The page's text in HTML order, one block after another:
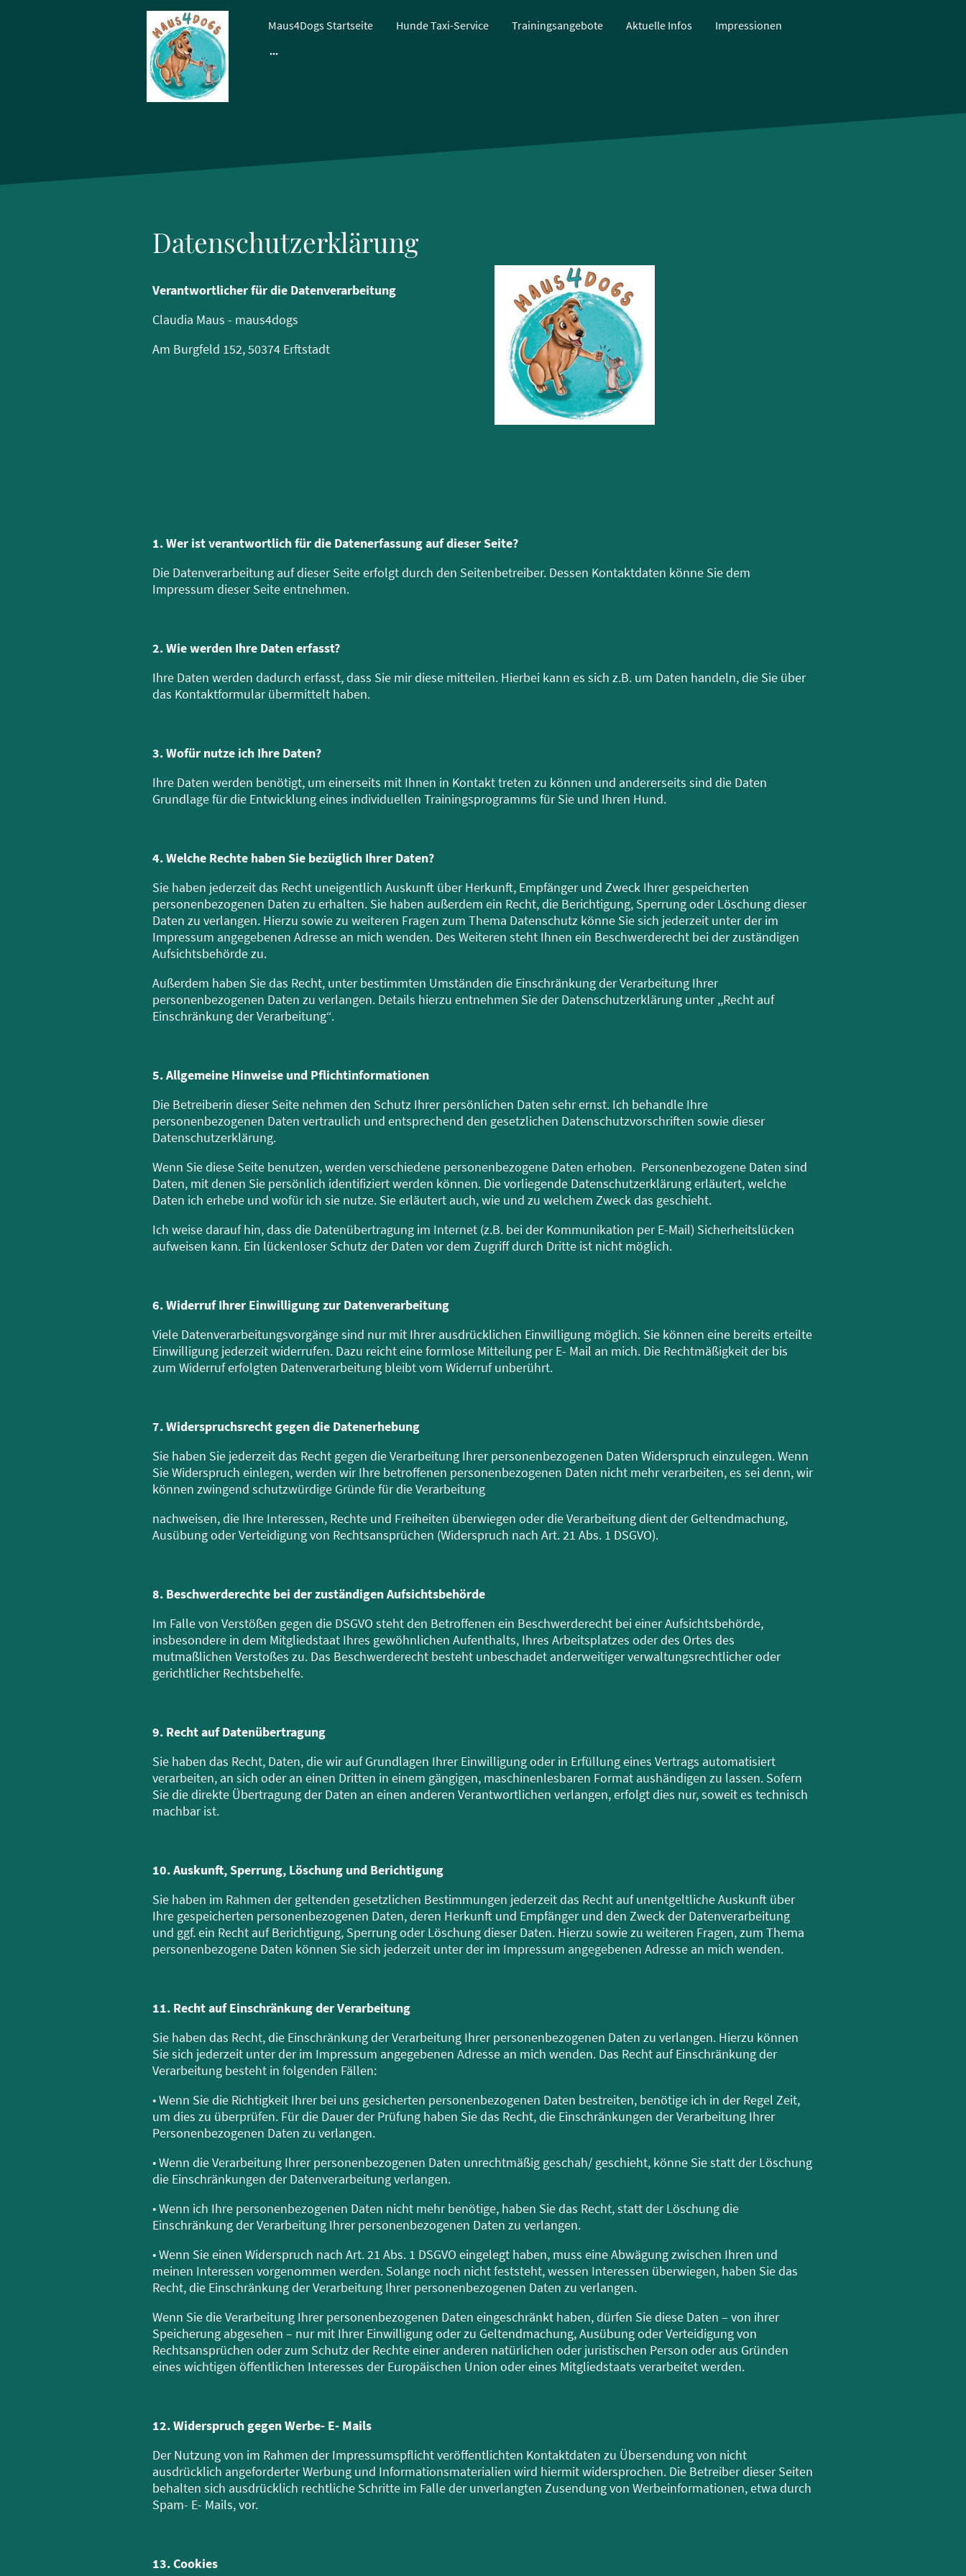
Maus4Dogs Startseite Hunde Taxi-Service Trainingsangebote Aktuelle Infos Impressionen
Datenschutzerklärung
Verantwortlicher für die Datenverarbeitung
Claudia Maus - maus4dogs
Am Burgfeld 152, 50374 Erftstadt
1. Wer ist verantwortlich für die Datenerfassung auf dieser Seite?
Die Datenverarbeitung auf dieser Seite erfolgt durch den Seitenbetreiber. Dessen Kontaktdaten könne Sie dem
Impressum dieser Seite entnehmen.
2. Wie werden Ihre Daten erfasst?
Ihre Daten werden dadurch erfasst, dass Sie mir diese mitteilen. Hierbei kann es sich z.B. um Daten handeln, die Sie über
das Kontaktformular übermittelt haben.
3. Wofür nutze ich Ihre Daten?
Ihre Daten werden benötigt, um einerseits mit Ihnen in Kontakt treten zu können und andererseits sind die Daten
Grundlage für die Entwicklung eines individuellen Trainingsprogramms für Sie und Ihren Hund.
4. Welche Rechte haben Sie bezüglich Ihrer Daten?
Sie haben jederzeit das Recht uneigentlich Auskunft über Herkunft, Empfänger und Zweck Ihrer gespeicherten
personenbezogenen Daten zu erhalten. Sie haben außerdem ein Recht, die Berichtigung, Sperrung oder Löschung dieser
Daten zu verlangen. Hierzu sowie zu weiteren Fragen zum Thema Datenschutz könne Sie sich jederzeit unter der im
Impressum angegebenen Adresse an mich wenden. Des Weiteren steht Ihnen ein Beschwerderecht bei der zuständigen
Aufsichtsbehörde zu.
Außerdem haben Sie das Recht, unter bestimmten Umständen die Einschränkung der Verarbeitung Ihrer
personenbezogenen Daten zu verlangen. Details hierzu entnehmen Sie der Datenschutzerklärung unter ,,Recht auf
Einschränkung der Verarbeitung“.
5. Allgemeine Hinweise und Pflichtinformationen
Die Betreiberin dieser Seite nehmen den Schutz Ihrer persönlichen Daten sehr ernst. Ich behandle Ihre
personenbezogenen Daten vertraulich und entsprechend den gesetzlichen Datenschutzvorschriften sowie dieser
Datenschutzerklärung.
Wenn Sie diese Seite benutzen, werden verschiedene personenbezogene Daten erhoben. Personenbezogene Daten sind
Daten, mit denen Sie persönlich identifiziert werden können. Die vorliegende Datenschutzerklärung erläutert, welche
Daten ich erhebe und wofür ich sie nutze. Sie erläutert auch, wie und zu welchem Zweck das geschieht.
Ich weise darauf hin, dass die Datenübertragung im Internet (z.B. bei der Kommunikation per E-Mail) Sicherheitslücken
aufweisen kann. Ein lückenloser Schutz der Daten vor dem Zugriff durch Dritte ist nicht möglich.
6. Widerruf Ihrer Einwilligung zur Datenverarbeitung
Viele Datenverarbeitungsvorgänge sind nur mit Ihrer ausdrücklichen Einwilligung möglich. Sie können eine bereits erteilte
Einwilligung jederzeit widerrufen. Dazu reicht eine formlose Mitteilung per E- Mail an mich. Die Rechtmäßigkeit der bis
zum Widerruf erfolgten Datenverarbeitung bleibt vom Widerruf unberührt.
7. Widerspruchsrecht gegen die Datenerhebung
Sie haben Sie jederzeit das Recht gegen die Verarbeitung Ihrer personenbezogenen Daten Widerspruch einzulegen. Wenn
Sie Widerspruch einlegen, werden wir Ihre betroffenen personenbezogenen Daten nicht mehr verarbeiten, es sei denn, wir
können zwingend schutzwürdige Gründe für die Verarbeitung
nachweisen, die Ihre Interessen, Rechte und Freiheiten überwiegen oder die Verarbeitung dient der Geltendmachung,
Ausübung oder Verteidigung von Rechtsansprüchen (Widerspruch nach Art. 21 Abs. 1 DSGVO).
8. Beschwerderechte bei der zuständigen Aufsichtsbehörde
Im Falle von Verstößen gegen die DSGVO steht den Betroffenen ein Beschwerderecht bei einer Aufsichtsbehörde,
insbesondere in dem Mitgliedstaat Ihres gewöhnlichen Aufenthalts, Ihres Arbeitsplatzes oder des Ortes des
mutmaßlichen Verstoßes zu. Das Beschwerderecht besteht unbeschadet anderweitiger verwaltungsrechtlicher oder
gerichtlicher Rechtsbehelfe.
9. Recht auf Datenübertragung
Sie haben das Recht, Daten, die wir auf Grundlagen Ihrer Einwilligung oder in Erfüllung eines Vertrags automatisiert
verarbeiten, an sich oder an einen Dritten in einem gängigen, maschinenlesbaren Format aushändigen zu lassen. Sofern
Sie die direkte Übertragung der Daten an einen anderen Verantwortlichen verlangen, erfolgt dies nur, soweit es technisch
machbar ist.
10. Auskunft, Sperrung, Löschung und Berichtigung
Sie haben im Rahmen der geltenden gesetzlichen Bestimmungen jederzeit das Recht auf unentgeltliche Auskunft über
Ihre gespeicherten personenbezogenen Daten, deren Herkunft und Empfänger und den Zweck der Datenverarbeitung
und ggf. ein Recht auf Berichtigung, Sperrung oder Löschung dieser Daten. Hierzu sowie zu weiteren Fragen, zum Thema
personenbezogene Daten können Sie sich jederzeit unter der im Impressum angegebenen Adresse an mich wenden.
11. Recht auf Einschränkung der Verarbeitung
Sie haben das Recht, die Einschränkung der Verarbeitung Ihrer personenbezogenen Daten zu verlangen. Hierzu können
Sie sich jederzeit unter der im Impressum angegebenen Adresse an mich wenden. Das Recht auf Einschränkung der
Verarbeitung besteht in folgenden Fällen:
• Wenn Sie die Richtigkeit Ihrer bei uns gesicherten personenbezogenen Daten bestreiten, benötige ich in der Regel Zeit,
um dies zu überprüfen. Für die Dauer der Prüfung haben Sie das Recht, die Einschränkungen der Verarbeitung Ihrer
Personenbezogenen Daten zu verlangen.
• Wenn die Verarbeitung Ihrer personenbezogenen Daten unrechtmäßig geschah/ geschieht, könne Sie statt der Löschung
die Einschränkungen der Datenverarbeitung verlangen.
• Wenn ich Ihre personenbezogenen Daten nicht mehr benötige, haben Sie das Recht, statt der Löschung die
Einschränkung der Verarbeitung Ihrer personenbezogenen Daten zu verlangen.
• Wenn Sie einen Widerspruch nach Art. 21 Abs. 1 DSGVO eingelegt haben, muss eine Abwägung zwischen Ihren und
meinen Interessen vorgenommen werden. Solange noch nicht feststeht, wessen Interessen überwiegen, haben Sie das
Recht, die Einschränkung der Verarbeitung Ihrer personenbezogenen Daten zu verlangen.
Wenn Sie die Verarbeitung Ihrer personenbezogenen Daten eingeschränkt haben, dürfen Sie diese Daten – von ihrer
Speicherung abgesehen – nur mit Ihrer Einwilligung oder zu Geltendmachung, Ausübung oder Verteidigung von
Rechtsansprüchen oder zum Schutz der Rechte einer anderen natürlichen oder juristischen Person oder aus Gründen
eines wichtigen öffentlichen Interesses der Europäischen Union oder eines Mitgliedstaats verarbeitet werden.
12. Widerspruch gegen Werbe- E- Mails
Der Nutzung von im Rahmen der Impressumspflicht veröffentlichten Kontaktdaten zu Übersendung von nicht
ausdrücklich angeforderter Werbung und Informationsmaterialien wird hiermit widersprochen. Die Betreiber dieser Seiten
behalten sich ausdrücklich rechtliche Schritte im Falle der unverlangten Zusendung von Werbeinformationen, etwa durch
Spam- E- Mails, vor.
13. Cookies